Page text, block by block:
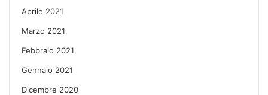
Aprile 2021
Marzo 2021
Febbraio 2021
Gennaio 2021
Dicembre 2020